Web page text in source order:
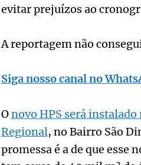
evitar prejuízos ao
A reportagem não
Siga nosso canal no
Onovo HPS será
Regional, no Bairro São
promessa é a de que esse